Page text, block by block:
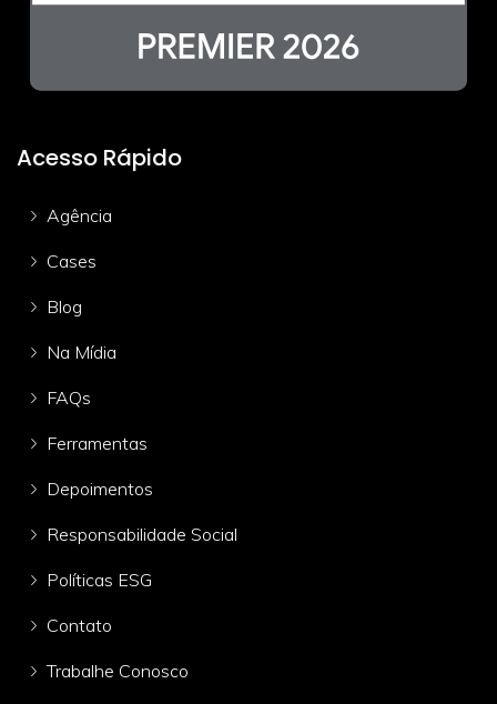
Acesso Rápido
Agência
Cases
Blog
Na Mídia
FAQs
Ferramentas
Depoimentos
Responsabilidade Social
Políticas ESG
Contato
Trabalhe Conosco